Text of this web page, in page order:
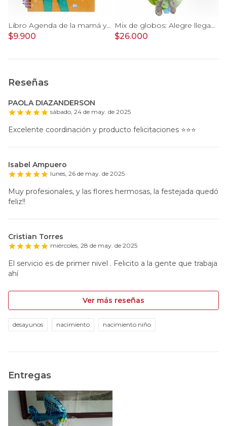
Libro Agenda de la mamá y el bebé
$9.900
Mix de globos: Alegre llegada Baby Boy
$26.000
Reseñas
PAOLA DIAZANDERSON
sábado, 24 de may. de 2025
Excelente coordinación y producto felicitaciones ⭐️⭐️⭐️
Isabel Ampuero
lunes, 26 de may. de 2025
Muy profesionales, y las flores hermosas, la festejada quedó
feliz!!
Cristian Torres
miércoles, 28 de may. de 2025
El servicio es de primer nivel . Felicito a la gente que trabaja
ahí
Ver más reseñas
desayunos nacimiento nacimiento niño
Entregas